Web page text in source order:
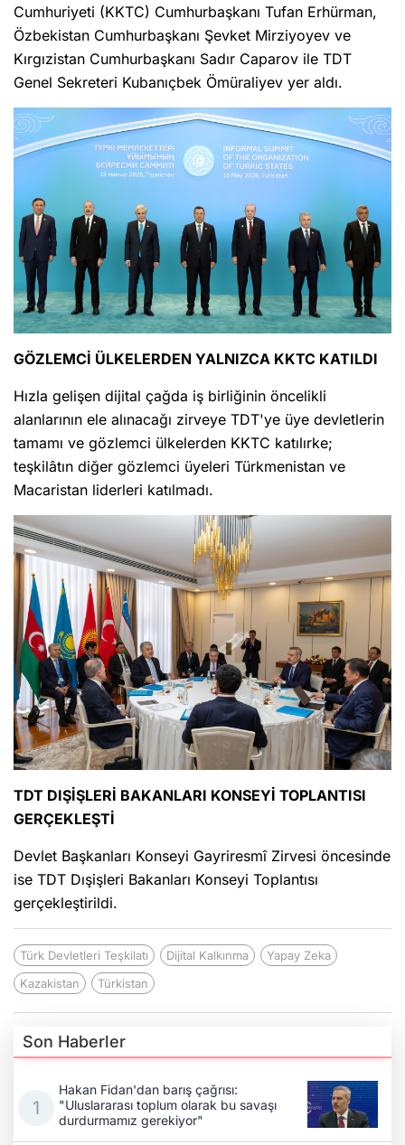
Cumhuriyeti (KKTC) Cumhurbaşkanı Tufan Erhürman,
Özbekistan Cumhurbaşkanı Şevket Mirziyoyev ve
Kırgızistan Cumhurbaşkanı Sadır Caparov ile TDT
Genel Sekreteri Kubanıçbek Ömüraliyev yer aldı.
GÖZLEMCİ ÜLKELERDEN YALNIZCA KKTC KATILDI
Hızla gelişen dijital çağda iş birliğinin öncelikli
alanlarının ele alınacağı zirveye TDT'ye üye devletlerin
tamamı ve gözlemci ülkelerden KKTC katılırke;
teşkilâtın diğer gözlemci üyeleri Türkmenistan ve
Macaristan liderleri katılmadı.
TDT DIŞİŞLERİ BAKANLARI KONSEYİ TOPLANTISI
GERÇEKLEŞTİ
Devlet Başkanları Konseyi Gayriresmî Zirvesi öncesinde
ise TDT Dışişleri Bakanları Konseyi Toplantısı
gerçekleştirildi.
Türk Devletleri Teşkilatı Dijital Kalkınma
Yapay Zeka
Kazakistan
Türkistan
Son Haberler
Hakan Fidan'dan barış çağrısı:
"Uluslararası toplum olarak bu savaşı
durdurmamız gerekiyor"